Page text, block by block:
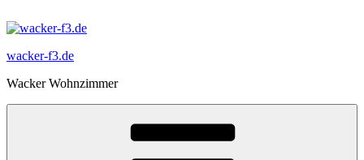
Inhalt
wacker-f3.de
Wacker Wohnzimmer